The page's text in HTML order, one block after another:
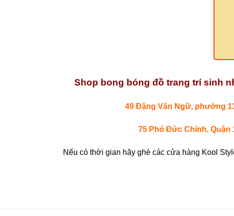
Shop bong bóng đồ trang trí sinh
49 Đặng Văn Ngữ, phường
75 Phó Đức Chính, Quận
Nếu có thời gian hãy ghé các cửa hàng Kool